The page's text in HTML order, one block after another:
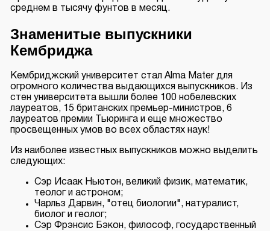
среднем в тысячу фунтов в месяц.
Знаменитые выпускники
Кембриджа
Кембриджский университет стал Alma Mater для
огромного количества выдающихся выпускников. Из
стен университета вышли более 100 нобелевских
лауреатов, 15 британских премьер-министров, 6
лауреатов премии Тьюринга и еще множество
просвещенных умов во всех областях наук!
Из наиболее известных выпускников можно выделить
следующих:
Сэр Исаак Ньютон, великий физик, математик,
теолог и астроном;
Чарльз Дарвин, "отец биологии", натуралист,
биолог и геолог;
Сэр Фрэнсис Бэкон, философ, государственный